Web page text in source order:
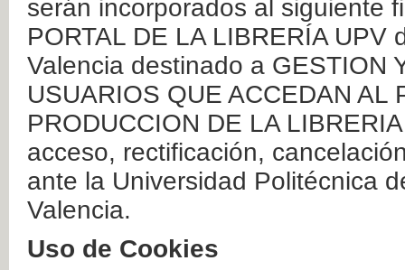
serán incorporados al siguiente
PORTAL DE LA LIBRERÍA
Valencia destinado a GESTION
USUARIOS QUE ACCEDAN AL
PRODUCCION DE LA
acceso, rectificación,
ante la Universidad Politécnica
Valencia.
Uso de Cookies